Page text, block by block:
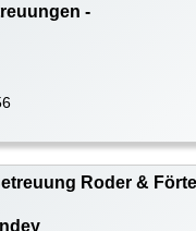
-
Roder &